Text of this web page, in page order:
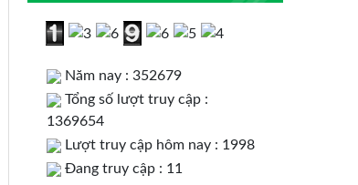
Năm nay : 352679
Tổng số lượt truy cập :
1369654
Lượt truy cập hôm nay : 1998
Đang truy cập : 11